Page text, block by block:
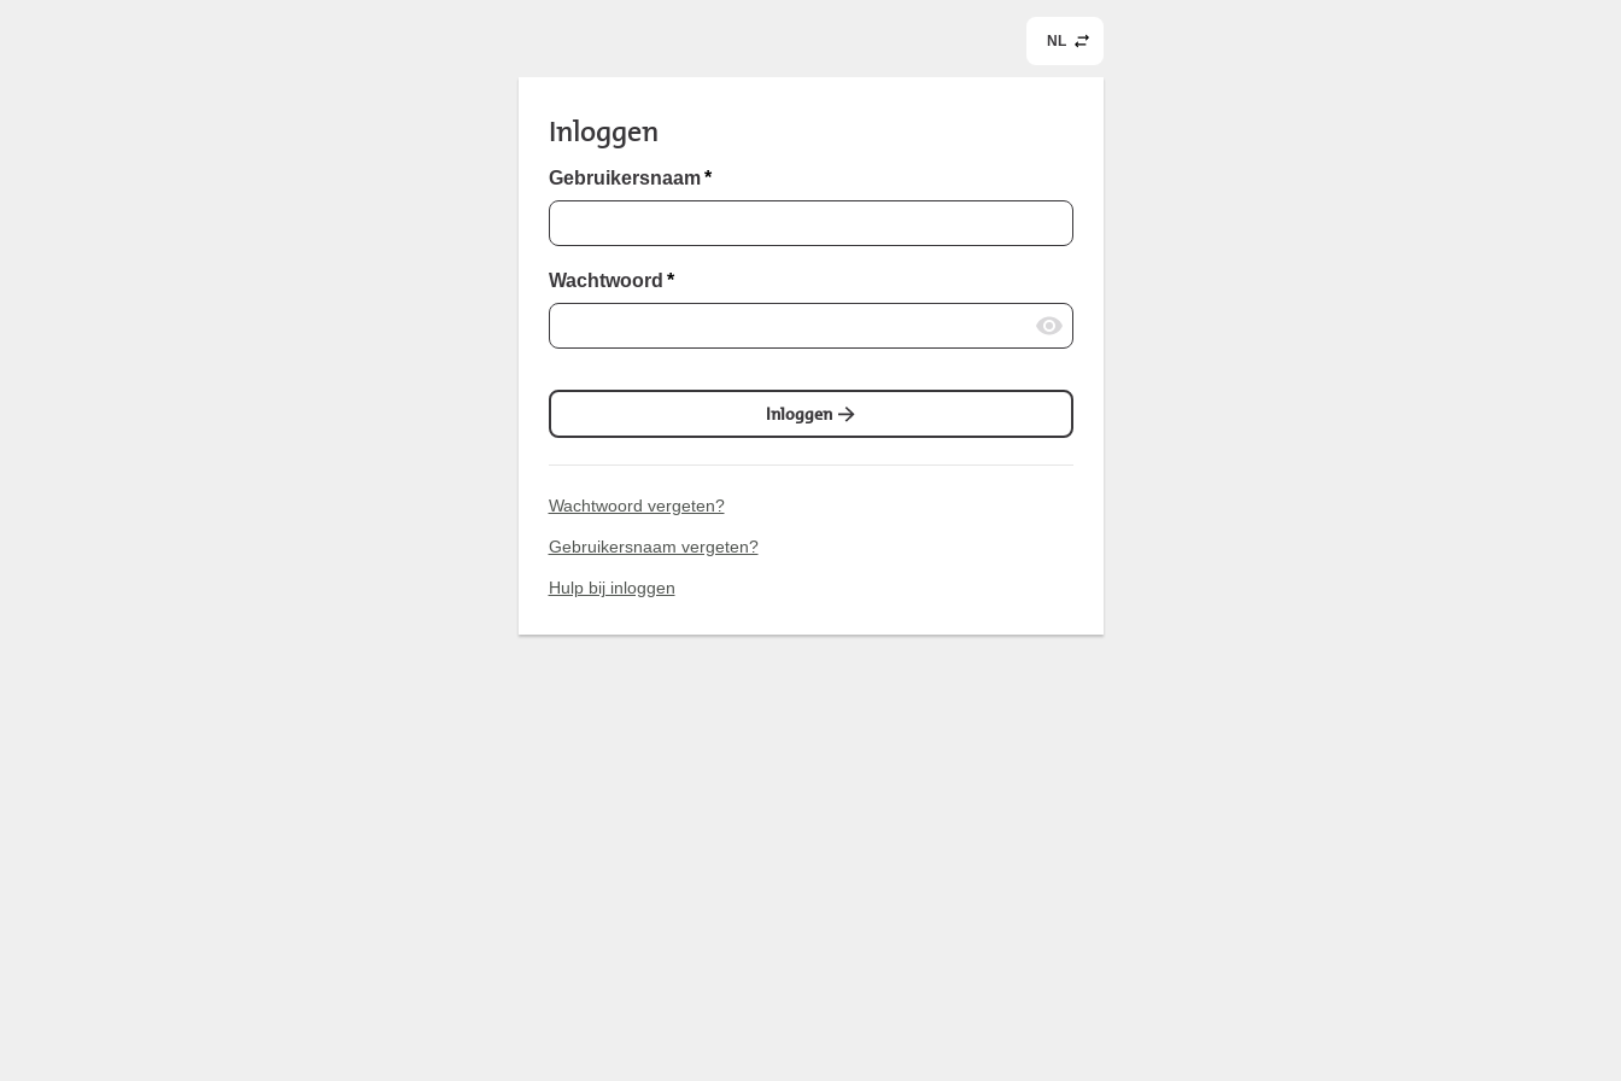
NL
Inloggen
Gebruikersnaam *
Wachtwoord *
Inloggen
Wachtwoord vergeten?
Gebruikersnaam vergeten?
Hulp bij inloggen